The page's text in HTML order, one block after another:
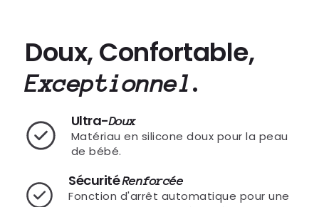
Doux, Confortable,
Exceptionnel.
Ultra-Doux
Matériau en silicone doux pour la peau
de bébé.
SécuritéRenforcée
Fonction d'arrêt automatique pour une